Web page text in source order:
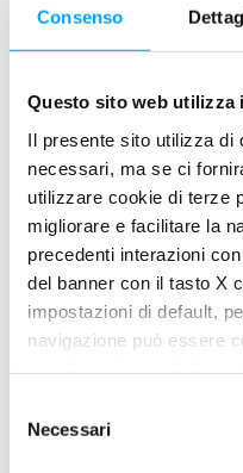
Consenso
Questo sito web utilizza
Il presente sito utilizza di
necessari, ma se ci
utilizzare cookie di terze
migliorare e facilitare la
precedenti interazioni
del banner con il tasto X
impostazioni di default,
navigazione può essere
Privacy Policy.
Necessari
DESCRIZIONE
Elimina fuliggini, depositi
dalle valvole di aspirazione
PLUS DI PRODOTTO
Pulisce l’impianto di
Assicura una